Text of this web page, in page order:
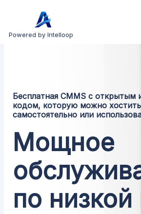
Powered by Intelloop
Бесплатная CMMS с открытым
кодом, которую можно хостить
самостоятельно или
Мощное
по низкой